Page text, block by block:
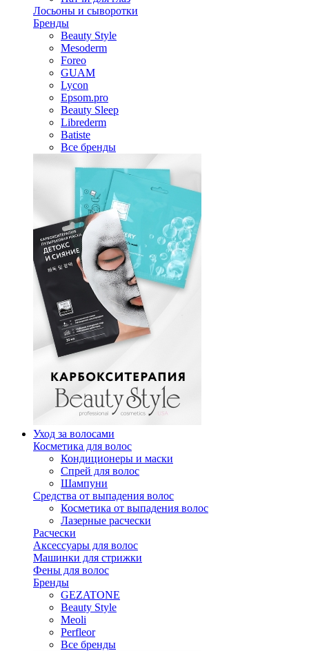
Лосьоны и сыворотки
Бренды
Beauty Style
Mesoderm
Foreo
GUAM
Lycon
Epsom.pro
Beauty Sleep
Librederm
Batiste
Все бренды
Уход за волосами
Косметика для волос
Кондиционеры и маски
Спрей для волос
Шампуни
Средства от выпадения волос
Косметика от выпадения волос
Лазерные расчески
Расчески
Аксессуары для волос
Машинки для стрижки
Фены для волос
Бренды
GEZATONE
Beauty Style
Meoli
Perfleor
Все бренды